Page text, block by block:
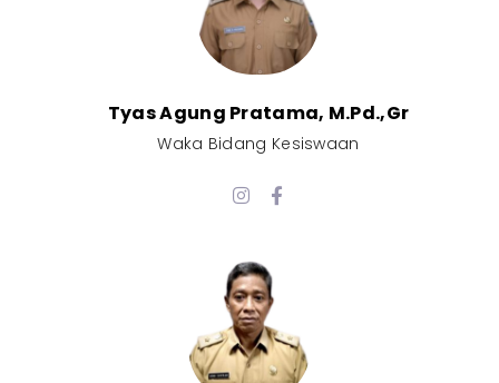
Tyas Agung Pratama, M.Pd.,Gr​
Waka Bidang Kesiswaan​